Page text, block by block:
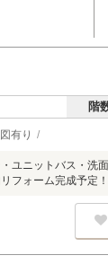
階
有り
ユニットバス・洗
フォーム完成予定！